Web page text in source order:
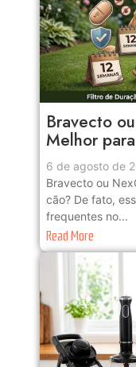
Bravecto
Melhor
6 de agosto de
Bravecto ou
cão? De fato,
frequentes no...
Read More